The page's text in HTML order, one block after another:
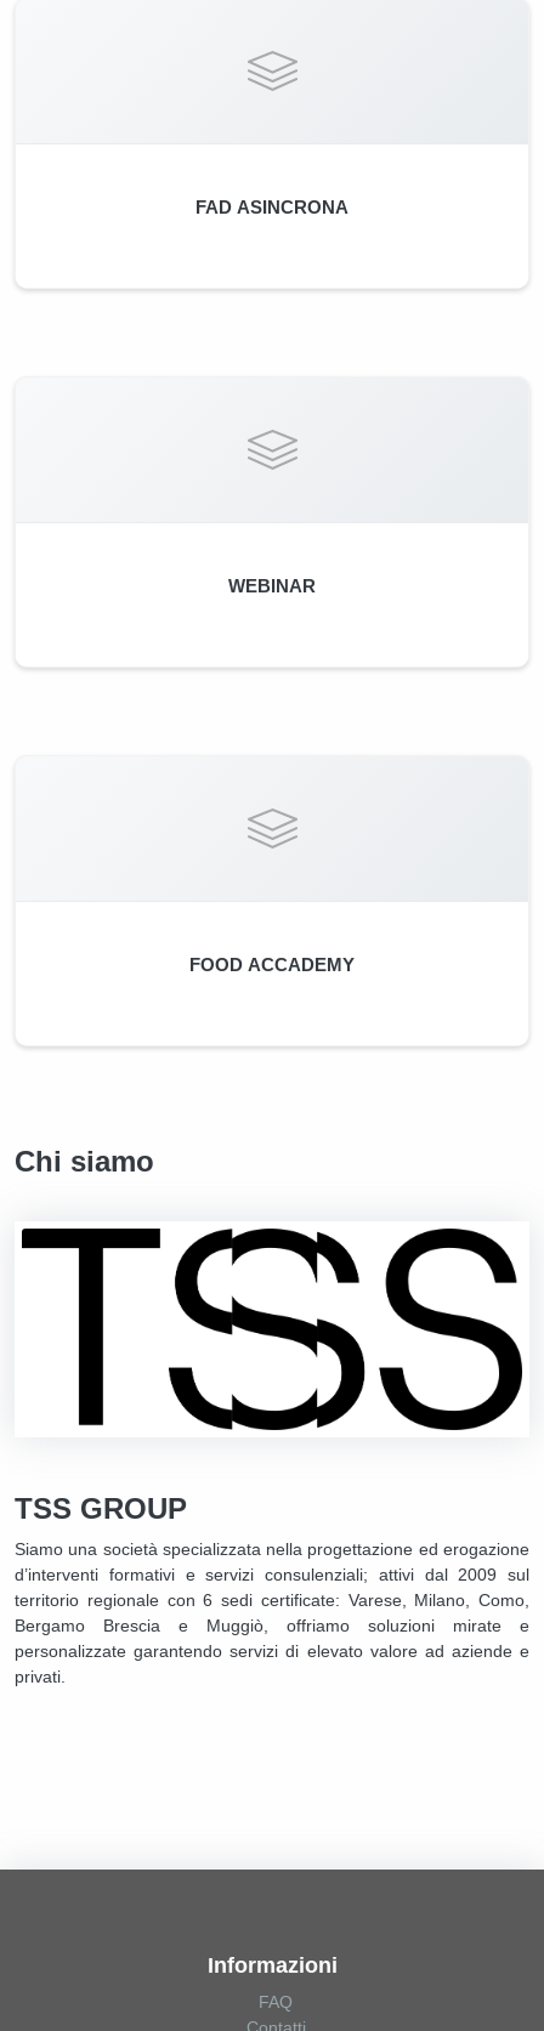
FAD ASINCRONA
WEBINAR
FOOD ACCADEMY
Chi siamo
TSS GROUP
Siamo una società specializzata nella progettazione ed erogazione
d’interventi formativi e servizi consulenziali; attivi dal 2009 sul
territorio regionale con 6 sedi certificate: Varese, Milano, Como,
Bergamo Brescia e Muggiò, offriamo soluzioni mirate e
personalizzate garantendo servizi di elevato valore ad aziende e
privati.
Informazioni
FAQ